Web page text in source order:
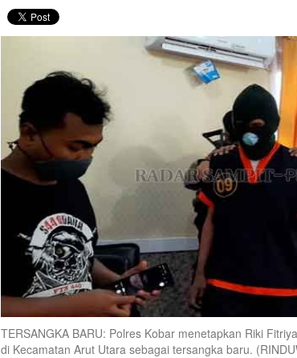
TERSANGKA BARU: Polres Kobar menetapkan Riki
di Kecamatan Arut Utara sebagai tersangka baru.